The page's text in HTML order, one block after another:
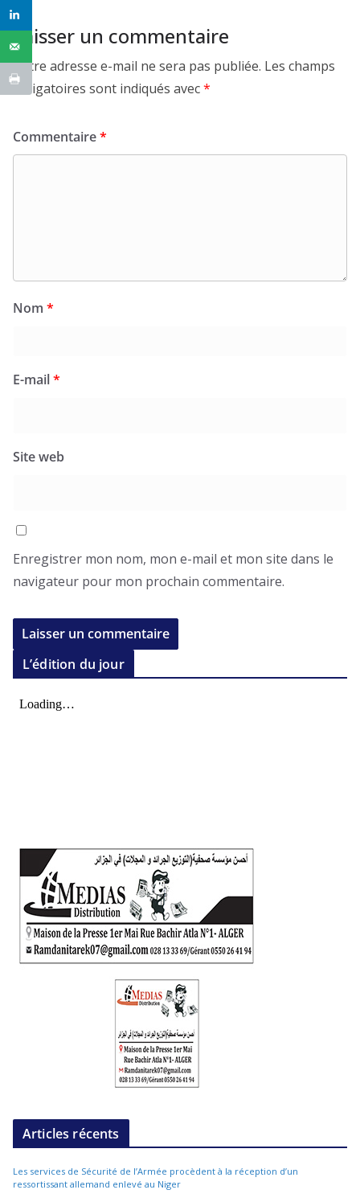
Laisser un commentaire
Votre adresse e-mail ne sera pas publiée. Les champs
obligatoires sont indiqués avec*
Commentaire*
Nom *
E-mail*
Site web
Enregistrer mon nom, mon e-mail et mon site dans le
navigateur pour mon prochain commentaire.
L’édition du jour
Articles récents
Les services de Sécurité de l’Armée procèdent à la réception d’un
ressortissant allemand enlevé au Niger